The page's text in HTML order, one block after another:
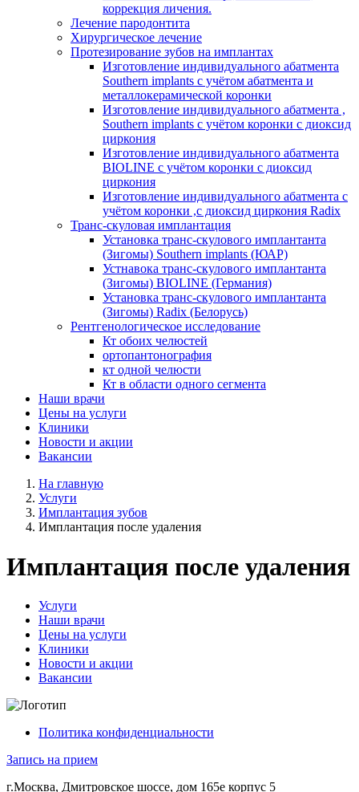
коррекция личения.
Лечение пародонтита
Хирургическое лечение
Протезирование зубов на имплантах
Изготовление индивидуального абатмента
Southern implants с учётом абатмента и
металлокерамической коронки
Изготовление индивидуального абатмента ,
Southern implants с учётом коронки с диоксид
циркония
Изготовление индивидуального абатмента
BIOLINE с учётом коронки с диоксид
циркония
Изготовление индивидуального абатмента с
учётом коронки ,с диоксид циркония Radix
Транс-скуловая имплантация
Установка транс-скулового имплантанта
(Зигомы) Southern implants (ЮАР)
Устнавока транс-скулового имплантанта
(Зигомы) BIOLINE (Германия)
Установка транс-скулового имплантанта
(Зигомы) Radix (Белорусь)
Рентгенологическое исследование
Кт обоих челюстей
ортопантонография
кт одной челюсти
Кт в области одного сегмента
Наши врачи
Цены на услуги
Клиники
Новости и акции
Вакансии
На главную
Услуги
Имплантация зубов
Имплантация после удаления
Имплантация после удаления
Услуги
Наши врачи
Цены на услуги
Клиники
Новости и акции
Вакансии
Политика конфиденциальности
Запись на прием
г.Москва, Дмитровское шоссе, дом 165е корпус 5